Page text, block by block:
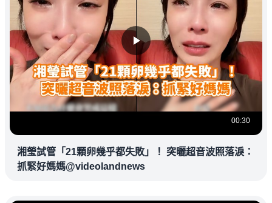
00:30
湘瑩試管「21顆卵幾乎都失敗」！ 突曬超音波照落淚：
抓緊好媽媽@videolandnews